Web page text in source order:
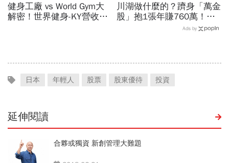
健身工廠 vs World Gym大
解密！世界健身-KY營收大
川湖做什麼的？躋身「萬金
股」抱1張年賺760萬！傳
產鐵工廠如何翻身「只有兩
Ads by
日本 年輕人 股票 股東優待 投資
延伸閱讀
合夥或獨資 新創管理大難題